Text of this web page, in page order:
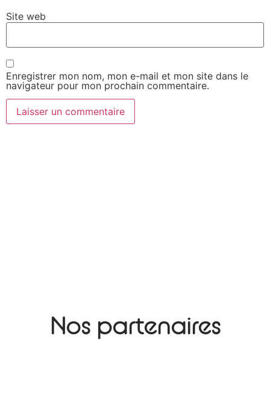
Site web
Enregistrer mon nom, mon e-mail et mon site dans le
navigateur pour mon prochain commentaire.
Nos partenaires